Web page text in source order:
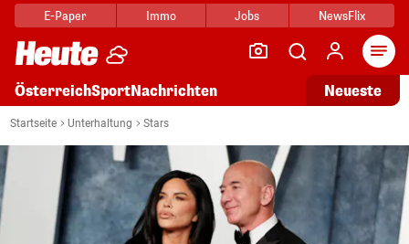
E-Paper Immo Jobs NewsFlix
ÖsterreichSportNachrichten Neueste
Startseite Unterhaltung Stars